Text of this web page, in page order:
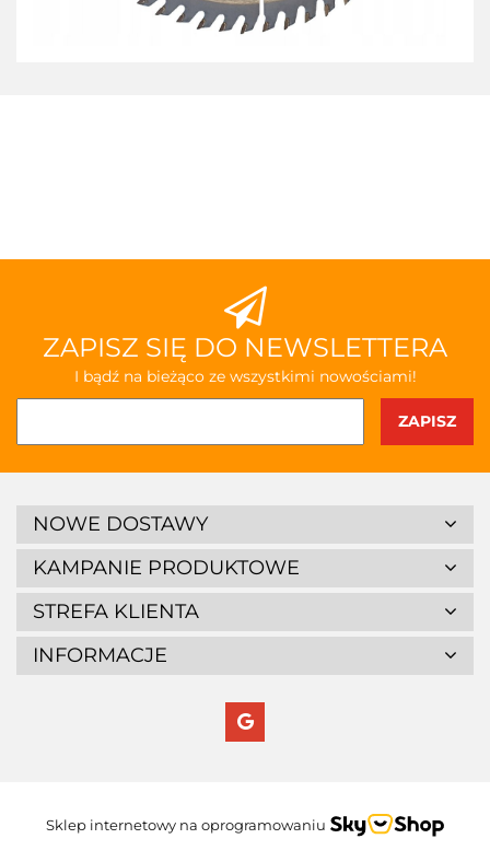
ZAPISZ SIĘ DO NEWSLETTERA
I bądź na bieżąco ze wszystkimi nowościami!
NOWE DOSTAWY
KAMPANIE PRODUKTOWE
STREFA KLIENTA
INFORMACJE
Sklep internetowy na oprogramowaniu